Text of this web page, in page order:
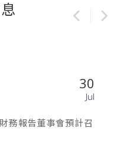
30
Jul
務報告董事會預計召